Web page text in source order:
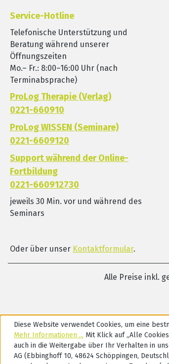
Service-Hotline
Telefonische Unterstützung und
Beratung während unserer
Öffnungszeiten
Mo.– Fr.: 8:00–16:00 Uhr (nach
Terminabsprache)
ProLog Therapie (Verlag)
0221-660910
ProLog WISSEN (Seminare)
0221-6609120
Support während der Online-
Fortbildung
0221-660912730
jeweils 30 Min. vor und während des
Seminars
Oder über unser Kontaktformular.
Alle Preise inkl.
Diese Website verwendet Cookies, um eine
Mehr Informationen ... Mit Klick auf „Alle
auch in die Weitergabe über Ihr Verhalten in
AG (Ebbinghoff 10, 48624 Schöppingen,